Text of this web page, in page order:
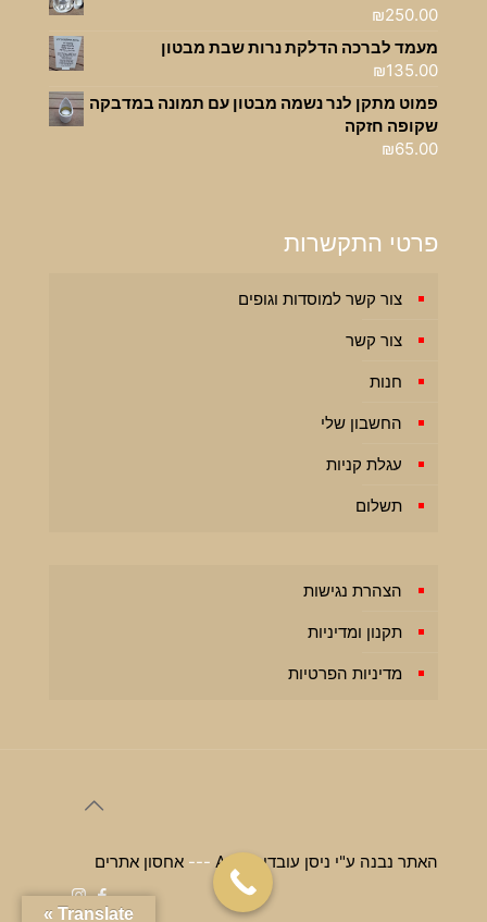
₪250.00
מעמד לברכה הדלקת נרות שבת מבטון
₪135.00
פמוט מתקן לנר נשמה מבטון עם תמונה במדבקה
שקופה חזקה
₪65.00
פרטי התקשרות
צור קשר למוסדות וגופים
צור קשר
חנות
החשבון שלי
עגלת קניות
תשלום
הצהרת נגישות
תקנון ומדיניות
מדיניות הפרטיות
האתר נבנה ע"י ניסן עובדיה AAA --- אחסון אתרים
Translate »